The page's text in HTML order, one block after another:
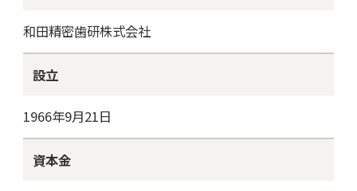
和田精密歯研株式会社
設立
1966年9月21日
資本金